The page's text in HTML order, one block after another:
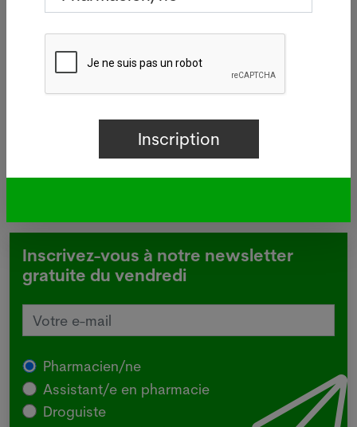
BÂLE - Aucun nouveau cas de
légionellose n'a été signalé mardi
deux dernières semaines.
Inscrivez-vous à notre newsletter
gratuite du vendredi
Pharmacien/ne
Assistant/e en pharmacie
Droguiste